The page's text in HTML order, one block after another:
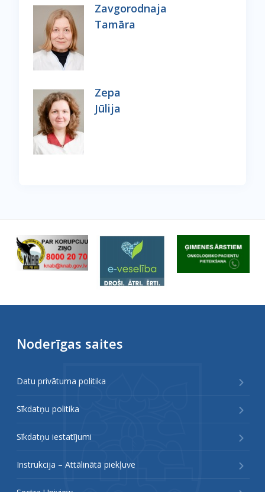
Zavgorodnaja
Tamāra
Zepa
Jūlija
Noderīgas saites
Datu privātuma politika
Sīkdatņu politika
Sīkdatņu iestatījumi
Instrukcija – Attālinātā piekļuve